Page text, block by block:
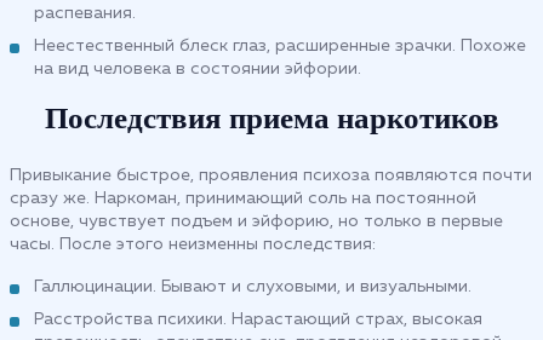
распевания.
Неестественный блеск глаз, расширенные зрачки. Похоже
на вид человека в состоянии эйфории.
Последствия приема наркотиков
Привыкание быстрое, проявления психоза появляются почти
сразу же. Наркоман, принимающий соль на постоянной
основе, чувствует подъем и эйфорию, но только в первые
часы. После этого неизменны последствия:
Галлюцинации. Бывают и слуховыми, и визуальными.
Расстройства психики. Нарастающий страх, высокая